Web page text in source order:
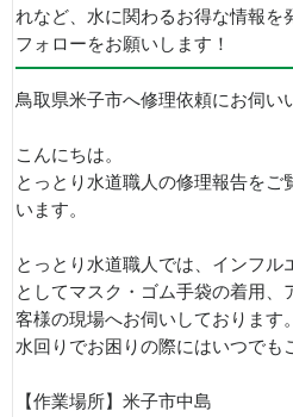
れなど、水に関わるお得な情報を
フォローをお願いします！
鳥取県米子市へ修理依頼にお伺い
こんにちは。
とっとり水道職人の修理報告をご
います。
とっとり水道職人では、インフル
としてマスク・ゴム手袋の着用、
客様の現場へお伺いしております。
水回りでお困りの際にはいつでも
【作業場所】米子市中島